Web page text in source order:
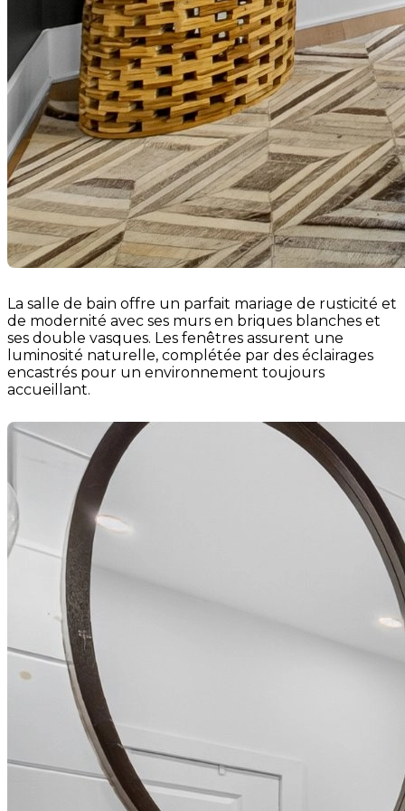
La salle de bain offre un parfait mariage de rusticité et
de modernité avec ses murs en briques blanches et
ses double vasques. Les fenêtres assurent une
luminosité naturelle, complétée par des éclairages
encastrés pour un environnement toujours
accueillant.